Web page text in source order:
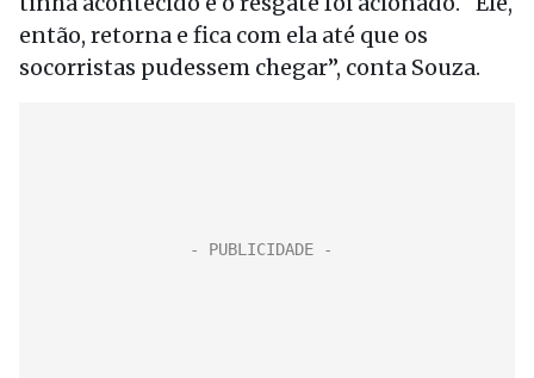
então, retorna e fica com ela até que os
socorristas pudessem chegar”, conta Souza.